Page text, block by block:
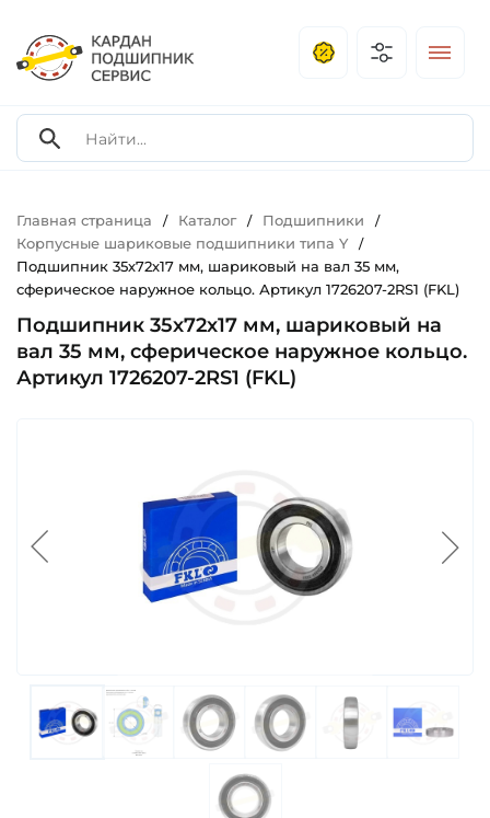
Главная страница / Каталог / Подшипники /
Корпусные шариковые подшипники типа Y /
Подшипник 35х72х17 мм, шариковый на вал 35 мм,
сферическое наружное кольцо. Артикул 1726207-2RS1 (FKL)
Подшипник 35х72х17 мм, шариковый на
вал 35 мм, сферическое наружное кольцо.
Артикул 1726207-2RS1 (FKL)